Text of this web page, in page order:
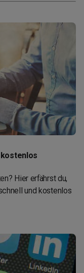
Hier erfährst du,
und kostenlos